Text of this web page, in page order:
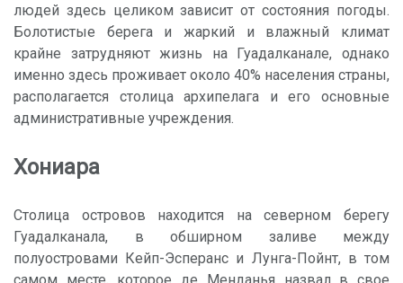
людей здесь целиком зависит от состояния погоды.
Болотистые берега и жаркий и влажный климат
крайне затрудняют жизнь на Гуадалканале, однако
именно здесь проживает около 40% населения страны,
располагается столица архипелага и его основные
административные учреждения.
Хониара
Столица островов находится на северном берегу
Гуадалканала, в обширном заливе между
полуостровами Кейп-Эсперанс и Лунга-Пойнт, в том